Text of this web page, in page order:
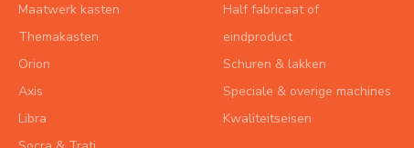
Maatwerk kasten
Themakasten
Orion
Axis
Libra
Half fabricaat of
eindproduct
Schuren & lakken
Speciale & overige machines
Kwaliteitseisen